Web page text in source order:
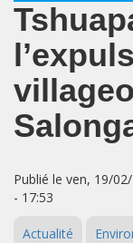
Publié le ven, 19/
- 17:53
Actualité